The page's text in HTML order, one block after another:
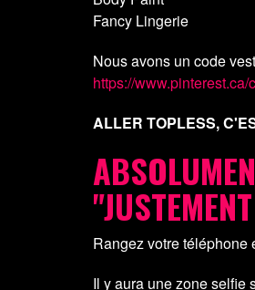
Fancy Lingerie
Nous avons un code
https://
ALLER TOPLESS,
Rangez votre téléphone
Il y aura une zone selfie